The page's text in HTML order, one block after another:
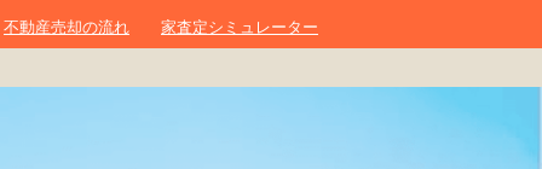
不動産売却の流れ 家査定シミュレーター